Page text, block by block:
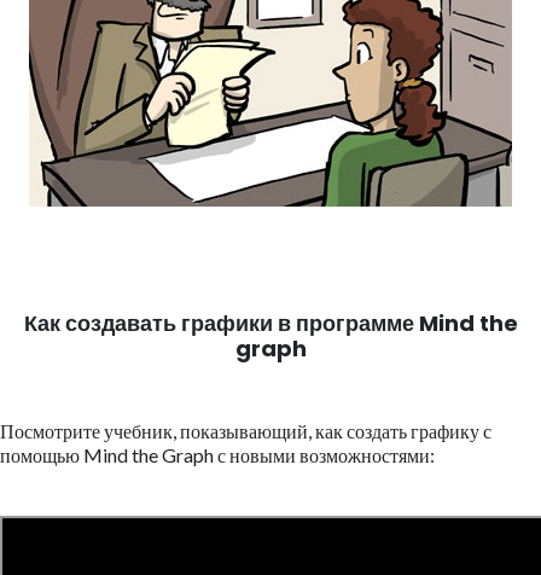
Как создавать графики в программе Mind the
graph
Посмотрите учебник, показывающий, как создать графику с
помощью Mind the Graph с новыми возможностями: